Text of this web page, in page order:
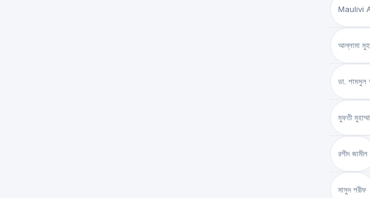
Maulivi
আল্লামা
ডা. শামসুল
মুফতী
রশীদ জামীল
মাসুদ শরীফ